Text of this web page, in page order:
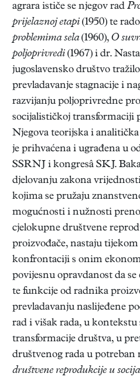
agrara ističe se njegov rad
prijelaznoj etapi (1950) te
problemima sela(1960), O
poljoprivredi (1967) i dr.
jugoslavensko društvo
prevladavanje stagnacije i
razvijanju poljoprivredne
socijalističkoj transformaciji
Njegova teorijska i
je prihvaćena i ugrađena u
SSRNJ i kongresâ SKJ.
djelovanju zakona
kojima se pružaju
mogućnosti i nužnosti
cjelokupne društvene
proizvođače, nastaju
konfrontaciji s onim
povijesnu opravdanost da
te funkcije od radnika
prevladavanju naslijeđene
rad i višak rada, u kontekstu
transformacije društva, u
društvenog rada u potreban
društvene reprodukcije u